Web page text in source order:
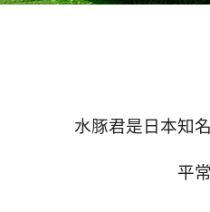
水豚君是日本知
平